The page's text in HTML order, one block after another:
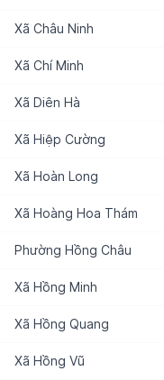
Xã Châu Ninh
Xã Chí Minh
Xã Diên Hà
Xã Hiệp Cường
Xã Hoàn Long
Xã Hoàng Hoa Thám
Phường Hồng Châu
Xã Hồng Minh
Xã Hồng Quang
Xã Hồng Vũ